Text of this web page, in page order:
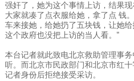
强奸了，她为这个事情上访，结果现
大家就凑了点衣服给她，拿了点 钱
车来接她，给她扔了五块钱，让她
这个政府也没把上访的当人看。”
本台记者就此致电北京救助管理事
听。而北京市民政部门和北京市红
记者身份后拒绝接受采访。